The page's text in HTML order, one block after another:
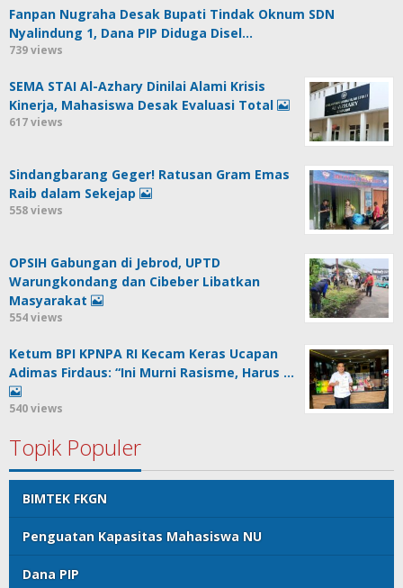
Fanpan Nugraha Desak Bupati Tindak Oknum SDN
Nyalindung 1, Dana PIP Diduga Disel…
739 views
SEMA STAI Al-Azhary Dinilai Alami Krisis
Kinerja, Mahasiswa Desak Evaluasi Total
617 views
Sindangbarang Geger! Ratusan Gram Emas
Raib dalam Sekejap
558 views
OPSIH Gabungan di Jebrod, UPTD
Warungkondang dan Cibeber Libatkan
Masyarakat
554 views
Ketum BPI KPNPA RI Kecam Keras Ucapan
Adimas Firdaus: “Ini Murni Rasisme, Harus …
540 views
Topik Populer
BIMTEK FKGN
Penguatan Kapasitas Mahasiswa NU
Dana PIP